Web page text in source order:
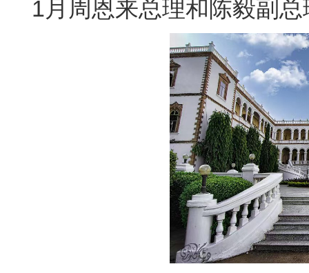
1月周恩来总理和陈毅副